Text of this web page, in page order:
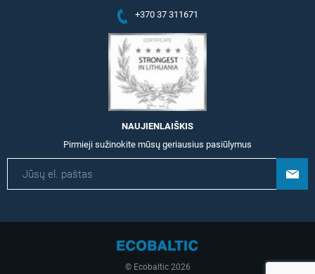
+370 37 311671
NAUJIENLAIŠKIS
Pirmieji sužinokite mūsų geriausius pasiūlymus
© Ecobaltic 2026